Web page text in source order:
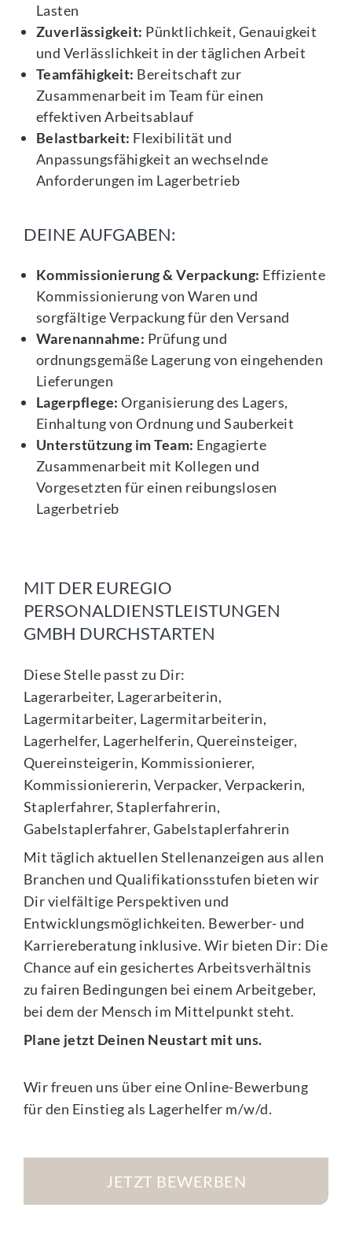
Lasten
Zuverlässigkeit: Pünktlichkeit, Genauigkeit
und Verlässlichkeit in der täglichen Arbeit
Teamfähigkeit: Bereitschaft zur
Zusammenarbeit im Team für einen
effektiven Arbeitsablauf
Belastbarkeit: Flexibilität und
Anpassungsfähigkeit an wechselnde
Anforderungen im Lagerbetrieb
DEINE AUFGABEN:
Kommissionierung & Verpackung: Effiziente
Kommissionierung von Waren und
sorgfältige Verpackung für den Versand
Warenannahme: Prüfung und
ordnungsgemäße Lagerung von eingehenden
Lieferungen
Lagerpflege: Organisierung des Lagers,
Einhaltung von Ordnung und Sauberkeit
Unterstützung im Team: Engagierte
Zusammenarbeit mit Kollegen und
Vorgesetzten für einen reibungslosen
Lagerbetrieb
MIT DER EUREGIO
PERSONALDIENSTLEISTUNGEN
GMBH DURCHSTARTEN
Diese Stelle passt zu Dir:
Lagerarbeiter, Lagerarbeiterin,
Lagermitarbeiter, Lagermitarbeiterin,
Lagerhelfer, Lagerhelferin, Quereinsteiger,
Quereinsteigerin, Kommissionierer,
Kommissioniererin, Verpacker, Verpackerin,
Staplerfahrer, Staplerfahrerin,
Gabelstaplerfahrer, Gabelstaplerfahrerin
Mit täglich aktuellen Stellenanzeigen aus allen
Branchen und Qualifikationsstufen bieten wir
Dir vielfältige Perspektiven und
Entwicklungsmöglichkeiten. Bewerber- und
Karriereberatung inklusive. Wir bieten Dir: Die
Chance auf ein gesichertes Arbeitsverhältnis
zu fairen Bedingungen bei einem Arbeitgeber,
bei dem der Mensch im Mittelpunkt steht.
Plane jetzt Deinen Neustart mit uns.
Wir freuen uns über eine Online-Bewerbung
für den Einstieg als Lagerhelfer m/w/d.
JETZT BEWERBEN